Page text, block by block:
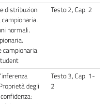
distribuzioni
normali.
campionaria.
Testo 2, Cap. 2
degli
Testo 3, Cap. 1-
2